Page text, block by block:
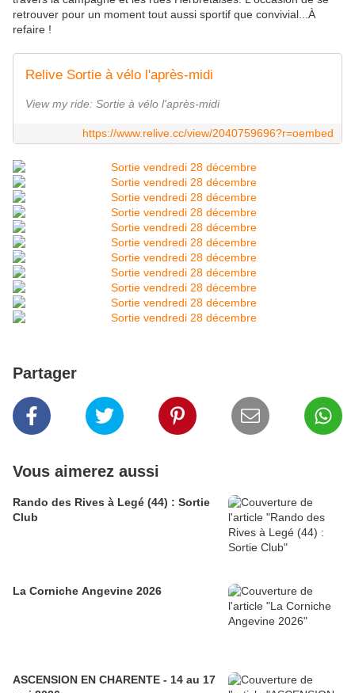
retrouver pour un moment tout aussi sportif que convivial...À
refaire !
Relive Sortie à vélo l'après-midi
View my ride: Sortie à vélo l'après-midi
https://www.relive.cc/view/2040759696?r=oembed
Partager
Vous aimerez aussi
Rando des Rives à Legé (44) : Sortie
Club
La Corniche Angevine 2026
ASCENSION EN CHARENTE - 14 au 17